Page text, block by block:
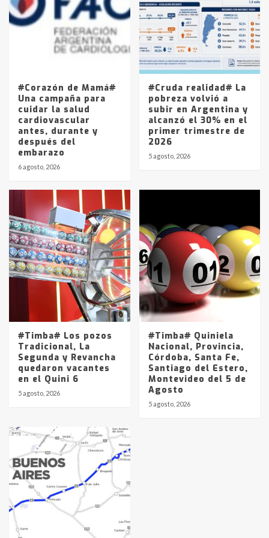
4
Los precios de los combustibles en
La Pampa, desde YPF hasta Axion
entre 857 a 1338 pesos
#Corazón de Mamá#
Una campaña para
cuidar la salud
cardiovascular
antes, durante y
después del
embarazo
6 agosto, 2026
#Cruda realidad# La
pobreza volvió a
subir en Argentina y
alcanzó el 30% en el
primer trimestre de
2026
5 agosto, 2026
#Timba# Los pozos
Tradicional, La
Segunda y Revancha
quedaron vacantes
en el Quini 6
5 agosto, 2026
#Timba# Quiniela
Nacional, Provincia,
Córdoba, Santa Fe,
Santiago del Estero,
Montevideo del 5 de
Agosto
5 agosto, 2026